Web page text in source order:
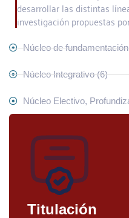
desarrollar las distintas
investigación propuestas
Núcleo de
Núcleo Integrativo (6)
Núcleo Electivo,
Titulación